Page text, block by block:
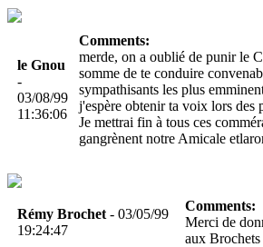
le Gnou
-
03/08/99
11:36:06
Comments:
merde, on a oublié de punir le
somme de te conduire
sympathisants les plus
j'espère obtenir ta voix lors des
Je mettrai fin à tous ces
gangrènent notre Amicale
Rémy Brochet - 03/05/99
19:24:47
Comments:
Merci de
aux Brochets